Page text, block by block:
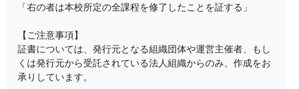
「右の者は本校所定の全課程を修了したことを証する」
【ご注意事項】
証書については、発行元となる組織団体や運営主催者、もし
くは発行元から受託されている法人組織からのみ、作成をお
承りしています。